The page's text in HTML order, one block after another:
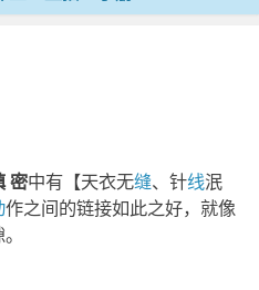
密中有【天衣无缝、针线泯
作之间的链接如此之好，就像